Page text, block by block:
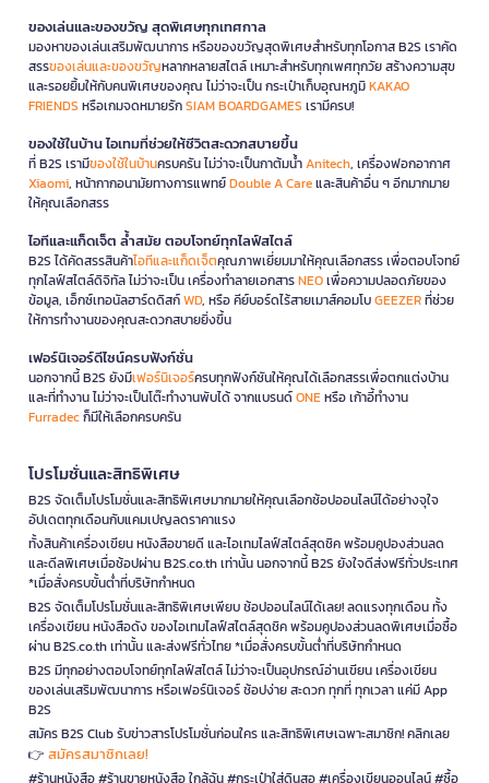
ของเล่นและของขวัญ สุดพิเศษทุกเทศกาล
มองหาของเล่นเสริมพัฒนาการ หรือของขวัญสุดพิเศษสำหรับทุกโอกาส B2S เราคัด
สรรของเล่นและของขวัญหลากหลายสไตล์ เหมาะสำหรับทุกเพศทุกวัย สร้างความสุข
และรอยยิ้มให้กับคนพิเศษของคุณ ไม่ว่าจะเป็น กระเป๋าเก็บอุณหภูมิKAKAO
FRIENDS หรือเกมจดหมายรักSIAM BOARDGAMES เรามีครบ!
ของใช้ในบ้าน ไอเทมที่ช่วยให้ชีวิตสะดวกสบายขึ้น
ที่ B2S เรามีของใช้ในบ้านครบครัน ไม่ว่าจะเป็นกาต้มน้ำAnitech, เครื่องฟอกอากาศ
Xiaomi, หน้ากากอนามัยทางการแพทย์Double A Careและสินค้าอื่น ๆ อีกมากมาย
ให้คุณเลือกสรร
ไอทีและแก็ดเจ็ต ล้ำสมัย ตอบโจทย์ทุกไลฟ์สไตล์
B2S ได้คัดสรรสินค้าไอทีและแก็ดเจ็ตคุณภาพเยี่ยมมาให้คุณเลือกสรร เพื่อตอบโจทย์
ทุกไลฟ์สไตล์ดิจิทัล ไม่ว่าจะเป็น เครื่องทำลายเอกสารNEOเพื่อความปลอดภัยของ
ข้อมูล, เอ็กซ์เทอนัลฮาร์ดดิสก์WD, หรือ คีย์บอร์ดไร้สายเมาส์คอมโบGEEZERที่ช่วย
ให้การทำงานของคุณสะดวกสบายยิ่งขึ้น
เฟอร์นิเจอร์ดีไซน์ครบฟังก์ชั่น
นอกจากนี้ B2S ยังมีเฟอร์นิเจอร์ครบทุกฟังก์ชันให้คุณได้เลือกสรรเพื่อตกแต่งบ้าน
และที่ทำงาน ไม่ว่าจะเป็นโต๊ะทำงานพับได้ จากแบรนด์ONEหรือ เก้าอี้ทำงาน
Furradecก็มีให้เลือกครบครัน
โปรโมชั่นและสิทธิพิเศษ
B2S จัดเต็มโปรโมชั่นและสิทธิพิเศษมากมายให้คุณเลือกช้อปออนไลน์ได้อย่างจุใจ
อัปเดตทุกเดือนกับแคมเปญลดราคาแรง
ทั้งสินค้าเครื่องเขียน หนังสือขายดี และไอเทมไลฟ์สไตล์สุดชิค พร้อมคูปองส่วนลด
และดีลพิเศษเมื่อช้อปผ่าน B2S.co.th เท่านั้น นอกจากนี้ B2S ยังใจดีส่งฟรีทั่วประเทศ
*เมื่อสั่งครบขั้นต่ำที่บริษัทกำหนด
B2S จัดเต็มโปรโมชั่นและสิทธิพิเศษเพียบ ช้อปออนไลน์ได้เลย! ลดแรงทุกเดือน ทั้ง
เครื่องเขียน หนังสือดัง ของไอเทมไลฟ์สไตล์สุดชิค พร้อมคูปองส่วนลดพิเศษเมื่อซื้อ
ผ่าน B2S.co.th เท่านั้น และส่งฟรีทั่วไทย *เมื่อสั่งครบขั้นต่ำที่บริษัทกำหนด
B2S มีทุกอย่างตอบโจทย์ทุกไลฟ์สไตล์ ไม่ว่าจะเป็นอุปกรณ์อ่านเขียน เครื่องเขียน
ของเล่นเสริมพัฒนาการ หรือเฟอร์นิเจอร์ ช้อปง่าย สะดวก ทุกที่ ทุกเวลา แค่มี App
B2S
สมัคร B2S Club รับข่าวสารโปรโมชั่นก่อนใคร และสิทธิพิเศษเฉพาะสมาชิก! คลิกเลย
👉 สมัครสมาชิกเลย!
#ร้านหนังสือ #ร้านขายหนังสือ ใกล้ฉัน #กระเป๋าใส่ดินสอ #เครื่องเขียนออนไลน์ #ซื้อ